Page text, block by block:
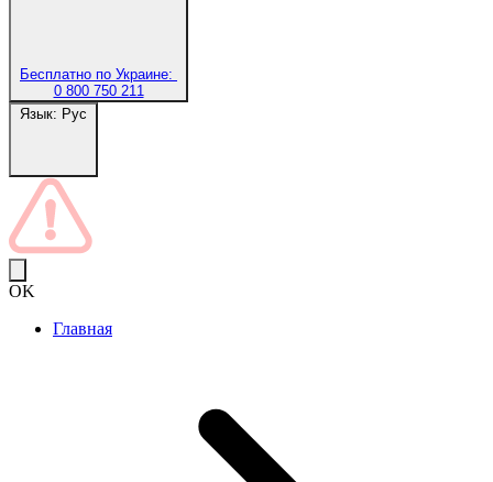
Бесплатно по Украине:
0 800 750 211
Язык: Рус
OK
Главная